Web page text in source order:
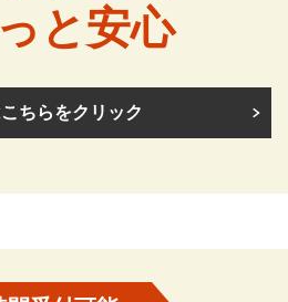
と安心
ちらをクリック